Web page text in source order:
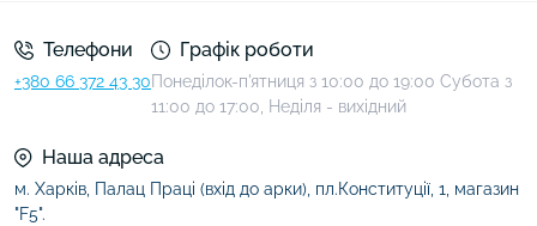
Телефони
+380 66 372 43 30
Графік роботи
Понеділок-п'ятниця з 10:00 до 19:00 Субота з
11:00 до 17:00, Неділя - вихідний
Наша адреса
м. Харків, Палац Праці (вхід до арки), пл.Конституції, 1, магазин
"F5".